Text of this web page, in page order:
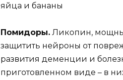
яйца и бананы
Помидоры. Ликопин,
защитить нейроны от
развития деменции и
приготовленном виде – в